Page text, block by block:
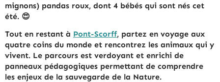
mignons) pandas roux, dont 4 bébés qui sont nés cet
été. 😍
Tout en restant à Pont-Scorff, partez en voyage aux
quatre coins du monde et rencontrez les animaux qui y
vivent. Le parcours est verdoyant et enrichi de
panneaux pédagogiques permettant de comprendre
les enjeux de la sauvegarde de la Nature.